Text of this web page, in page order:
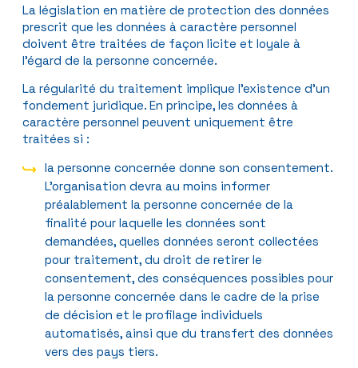
La législation en matière de protection des données
prescrit que les données à caractère personnel
doivent être traitées de façon licite et loyale à
l’égard de la personne concernée.
La régularité du traitement implique l’existence d’un
fondement juridique. En principe, les données à
caractère personnel peuvent uniquement être
traitées si :
la personne concernée donne son consentement.
L’organisation devra au moins informer
préalablement la personne concernée de la
finalité pour laquelle les données sont
demandées, quelles données seront collectées
pour traitement, du droit de retirer le
consentement, des conséquences possibles pour
la personne concernée dans le cadre de la prise
de décision et le profilage individuels
automatisés, ainsi que du transfert des données
vers des pays tiers.